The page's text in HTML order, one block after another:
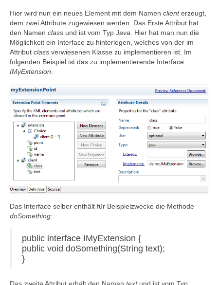
Hier wird nun ein neues Element mit dem Namen clienterzeugt,
dem zwei Attribute zugewiesen werden. Das Erste Attribut hat
den Namen class und ist vom Typ Java . Hier hat man nun die
Möglichkeit ein Interface zu hinterlegen, welches von der im
Attribut class verwiesenen Klasse zu implementieren ist. Im
folgenden Beispiel ist das zu implementierende Interface
IMyExtension
Das Interface selber enthält für Beispielzwecke die Methode
doSomething:
public interface IMyExtension {
public void doSomething(String text);
}